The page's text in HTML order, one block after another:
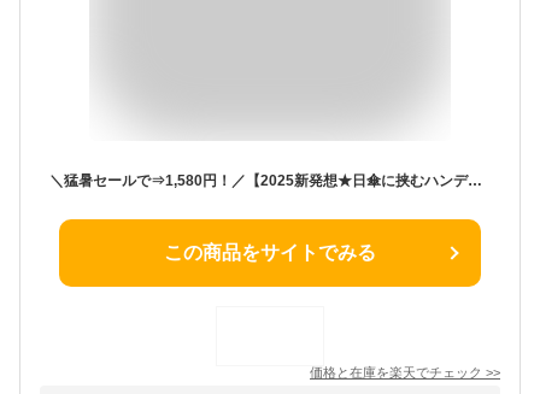
＼猛暑セールで⇒1,580円！／【2025新発想★日傘に挟むハンディファン】＼SNSで話題沸騰！／シシベラ 日傘ハンディファン 5way ハンディファン 超静音 cicibella ハンディファン クリップ 首かけ ミニ扇風機 小型扇風機 手持ち扇風機 コンパクト 持ち運びに便利
この商品をサイトでみる
価格と在庫を楽天でチェック >>